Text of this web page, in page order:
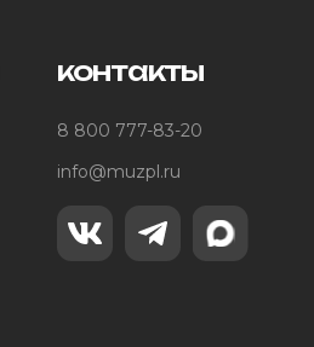
контакты
8 800 777-83-20
info@muzpl.ru